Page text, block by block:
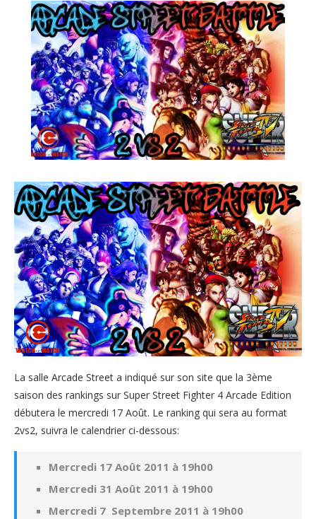
La salle Arcade Street a indiqué sur son site que la 3ème
saison des rankings sur Super Street Fighter 4 Arcade Edition
débutera le mercredi 17 Août. Le ranking qui sera au format
2vs2, suivra le calendrier ci-dessous:
Mercredi 17 Août 2011 à 19h00
Mercredi 31 Août 2011 à 19h00
Mercredi 7 Septembre 2011 à 19h00